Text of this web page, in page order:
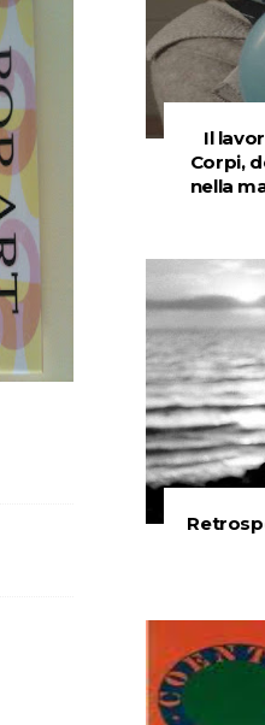
Il
Corpi,
nella